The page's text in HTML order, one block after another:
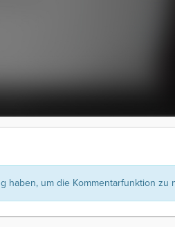
haben, um die Kommentarfunktion zu